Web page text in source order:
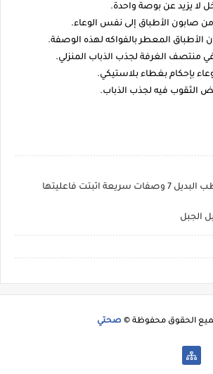
لا يزيد عن بوصة واحدة.
صابون الأطباق إلى نفس الوعاء.
المعطر بالفواكه لهذه الوصفة.
منتصف الغرفة لجذب الذباب المنزلي.
بإحكام بغطاء بلاستيكي.
الثقوب فيه لجذب الذباب.
اثبتت فاعليتها
الجبل
الحقوق محفوظة © صحتي